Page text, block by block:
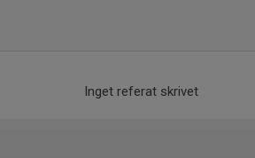
Inget referat skrivet